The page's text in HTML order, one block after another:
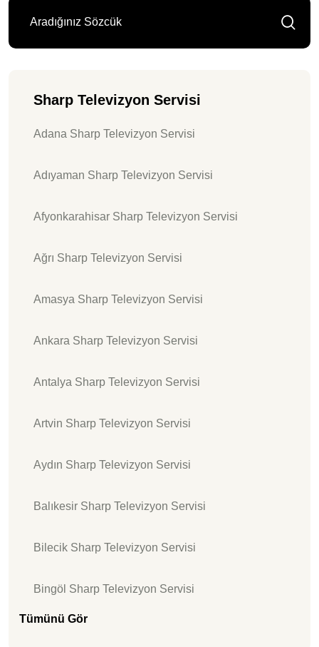
Sharp Televizyon Servisi
Adana Sharp Televizyon Servisi
Adıyaman Sharp Televizyon Servisi
Afyonkarahisar Sharp Televizyon Servisi
Ağrı Sharp Televizyon Servisi
Amasya Sharp Televizyon Servisi
Ankara Sharp Televizyon Servisi
Antalya Sharp Televizyon Servisi
Artvin Sharp Televizyon Servisi
Aydın Sharp Televizyon Servisi
Balıkesir Sharp Televizyon Servisi
Bilecik Sharp Televizyon Servisi
Bingöl Sharp Televizyon Servisi
Tümünü Gör